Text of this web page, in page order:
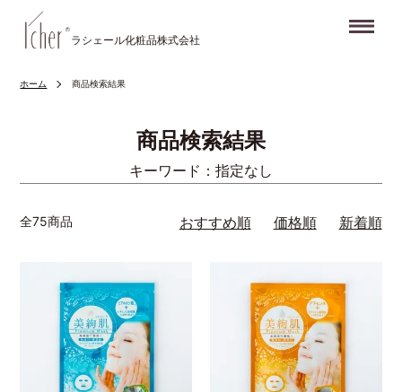
ラシェール化粧品株式会社
ホーム 商品検索結果
商品検索結果
キーワード：指定なし
全75商品 おすすめ順 価格順 新着順